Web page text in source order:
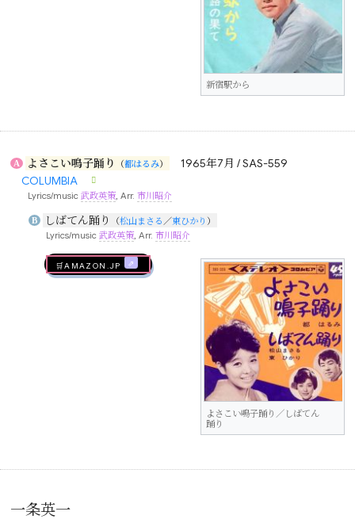
新宿駅から
A よさこい鳴子踊り （都はるみ）
1965年7月 / SAS-559
COLUMBIA
Lyrics/music武政英策, Arr.市川昭介
B しばてん踊り （松山まさる ／東ひかり ）
Lyrics/music 武政英策, Arr. 市川昭介
よさこい鳴子踊り／しばてん
踊り
🛒AMAZON.jp
一条英一